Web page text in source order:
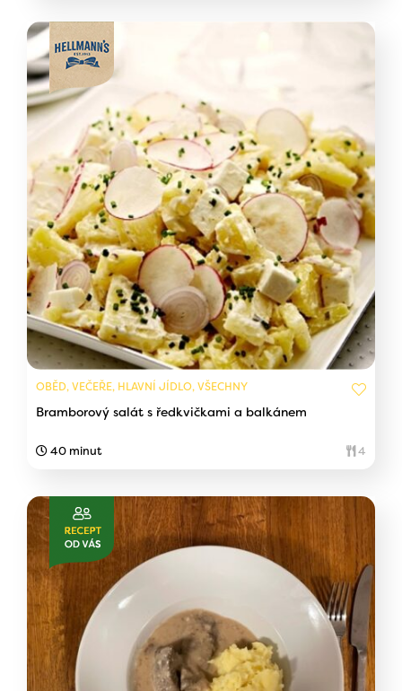
OBĚD, VEČEŘE, HLAVNÍ JÍDLO, VŠECHNY
Bramborový salát s ředkvičkami a balkánem
40 minut 4